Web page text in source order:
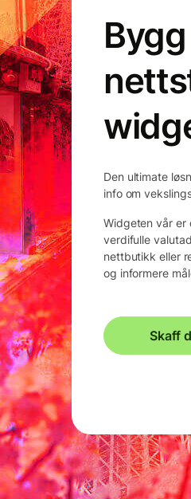
Den ultimate
info om
Widgeten vår er
verdifulle
nettbutikk eller
og informere
Skaff